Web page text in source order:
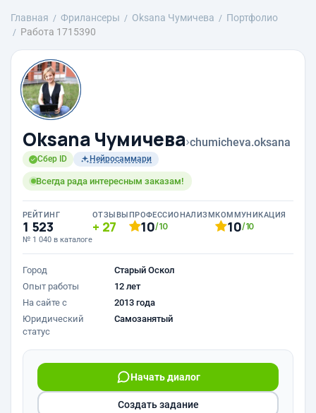
Главная Фрилансеры Oksana Чумичева
Портфолио
Работа 1715390
Oksana Чумичева›chumicheva.oksana
Сбер ID Нейросаммари
Всегда рада интересным заказам!
РЕЙТИНГ
1 523
№ 1 040 в каталоге
ОТЗЫВЫ
27
ПРОФЕССИОНАЛИЗМ
10/10
КОММУНИКАЦИЯ
10/10
Город
Старый Оскол
Опыт работы
12 лет
На сайте с
2013 года
Юридический
статус
Самозанятый
Начать диалог
Создать задание